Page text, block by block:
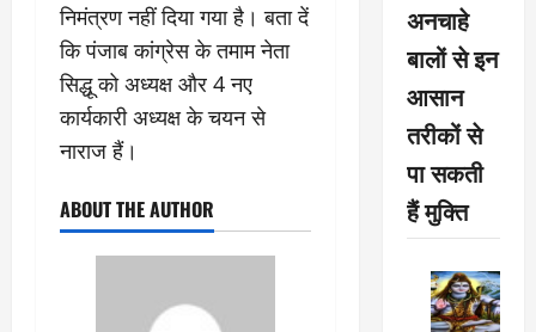
निमंत्रण नहीं दिया गया है। बता दें
कि पंजाब कांग्रेस के तमाम नेता
सिद्धू को अध्यक्ष और 4 नए
कार्यकारी अध्यक्ष के चयन से
नाराज हैं।
ABOUT THE AUTHOR
अनचाहे
बालों से इन
आसान
तरीकों से
पा सकती
हैं मुक्ति